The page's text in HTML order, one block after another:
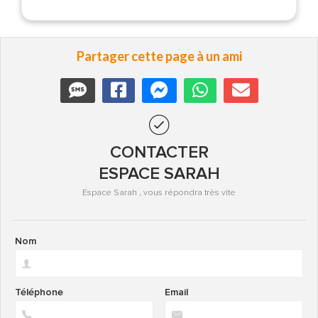
Partager cette page à un ami
CONTACTER
ESPACE SARAH
Espace Sarah , vous répondra très vite
Nom
Email
Téléphone